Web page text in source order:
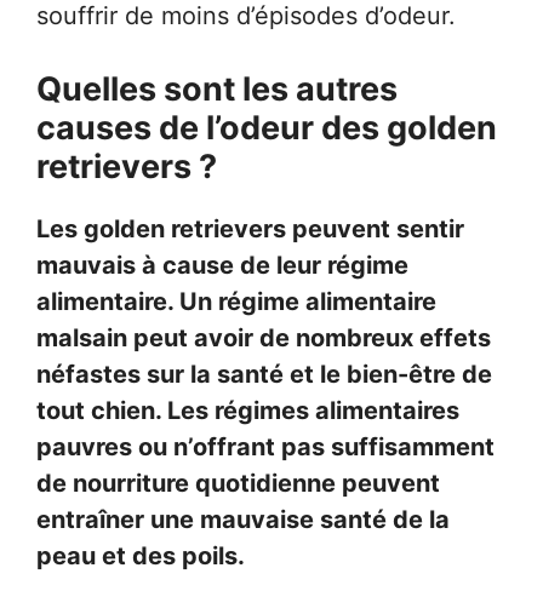
souffrir de moins d’épisodes d’odeur.
Quelles sont les autres
causes de l’odeur des golden
retrievers ?
Les golden retrievers peuvent sentir
mauvais à cause de leur régime
alimentaire. Un régime alimentaire
malsain peut avoir de nombreux effets
néfastes sur la santé et le bien-être de
tout chien. Les régimes alimentaires
pauvres ou n’offrant pas suffisamment
de nourriture quotidienne peuvent
entraîner une mauvaise santé de la
peau et des poils.